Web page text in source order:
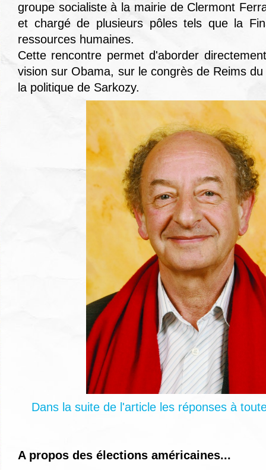
groupe socialiste à la mairie de Clermont
et chargé de plusieurs pôles tels que la
ressources humaines.
Cette rencontre permet d'aborder
vision sur Obama, sur le congrès de Reims
la politique de Sarkozy.
Dans la suite de l'article les réponses à
A propos des élections américaines...